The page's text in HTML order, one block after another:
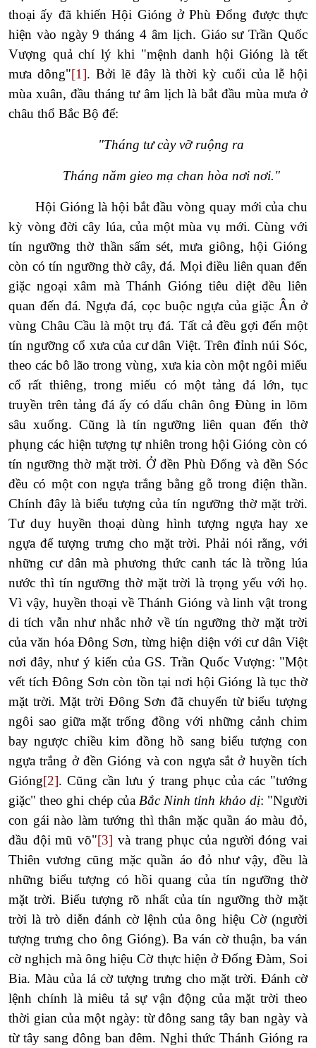
thoại ấy đã khiến Hội Gióng ở Phù Đổng được thực
hiện vào ngày 9 tháng 4 âm lịch. Giáo sư Trần Quốc
Vượng quả chí lý khi "mệnh danh hội Gióng là tết
mưa dông"[1]. Bởi lẽ đây là thời kỳ cuối của lễ hội
mùa xuân, đầu tháng tư âm lịch là bắt đầu mùa mưa ở
châu thổ Bắc Bộ để:
"Tháng tư cày vỡ ruộng ra
Tháng năm gieo mạ chan hòa nơi nơi."
Hội Gióng là hội bắt đầu vòng quay mới của chu
kỳ vòng đời cây lúa, của một mùa vụ mới. Cùng với
tín ngưỡng thờ thần sấm sét, mưa giông, hội Gióng
còn có tín ngưỡng thờ cây, đá. Mọi điều liên quan đến
giặc ngoại xâm mà Thánh Gióng tiêu diệt đều liên
quan đến đá. Ngựa đá, cọc buộc ngựa của giặc Ân ở
vùng Châu Cầu là một trụ đá. Tất cả đều gợi đến một
tín ngưỡng cổ xưa của cư dân Việt. Trên đỉnh núi Sóc,
theo các bô lão trong vùng, xưa kia còn một ngôi miếu
cổ rất thiêng, trong miếu có một tảng đá lớn, tục
truyền trên tảng đá ấy có dấu chân ông Đùng in lõm
sâu xuống. Cũng là tín ngưỡng liên quan đến thờ
phụng các hiện tượng tự nhiên trong hội Gióng còn có
tín ngưỡng thờ mặt trời. Ở đền Phù Đổng và đền Sóc
đều có một con ngựa trắng bằng gỗ trong điện thần.
Chính đây là biểu tượng của tín ngưỡng thờ mặt trời.
Tư duy huyền thoại dùng hình tượng ngựa hay xe
ngựa để tượng trưng cho mặt trời. Phải nói rằng, với
những cư dân mà phương thức canh tác là trồng lúa
nước thì tín ngưỡng thờ mặt trời là trọng yếu với họ.
Vì vậy, huyền thoại về Thánh Gióng và linh vật trong
di tích vẫn như nhắc nhở về tín ngưỡng thờ mặt trời
của văn hóa Đông Sơn, từng hiện diện với cư dân Việt
nơi đây, như ý kiến của GS. Trần Quốc Vượng: "Một
vết tích Đông Sơn còn tồn tại nơi hội Gióng là tục thờ
mặt trời. Mặt trời Đông Sơn đã chuyển từ biểu tượng
ngôi sao giữa mặt trống đồng với những cảnh chim
bay ngược chiều kim đồng hồ sang biểu tượng con
ngựa trắng ở đền Gióng và con ngựa sắt ở huyền tích
Gióng[2]. Cũng cần lưu ý trang phục của các "tướng
giặc" theo ghi chép của Bắc Ninh tỉnh khảo dị: "Người
con gái nào làm tướng thì thân mặc quần áo màu đỏ,
đầu đội mũ võ"[3] và trang phục của người đóng vai
Thiên vương cũng mặc quần áo đỏ như vậy, đều là
những biểu tượng có hồi quang của tín ngưỡng thờ
mặt trời. Biểu tượng rõ nhất của tín ngưỡng thờ mặt
trời là trò diễn đánh cờ lệnh của ông hiệu Cờ (người
tượng trưng cho ông Gióng). Ba ván cờ thuận, ba ván
cờ nghịch mà ông hiệu Cờ thực hiện ở Đống Đàm, Soi
Bia. Màu của lá cờ tượng trưng cho mặt trời. Đánh cờ
lệnh chính là miêu tả sự vận động của mặt trời theo
thời gian của một ngày: từ đông sang tây ban ngày và
từ tây sang đông ban đêm. Nghi thức Thánh Gióng ra